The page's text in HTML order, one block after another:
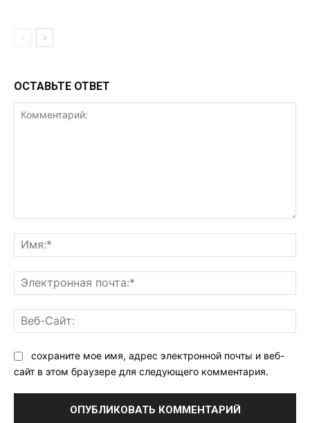
ОСТАВЬТЕ ОТВЕТ
сохраните мое имя, адрес электронной почты и веб-
сайт в этом браузере для следующего комментария.